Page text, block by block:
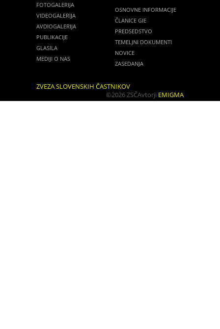
FOTOGALERIJA
VIDEOGALERIJA
AVDIOGALERIJA
PUBLIKACIJE
GLASILA
MEDIJI O NAS
OSNOVNE INFORMACIJE
ČLANICE GIE
PREDSEDSTVO
TEMELJNI DOKUMENTI
NOVICE
ZASEDANJA
ZVEZA SLOVENSKIH ČASTNIKOV
©2026 ZSČAvtorji EMIGMA